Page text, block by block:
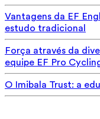
Vantagens da EF
estudo tradicional
Força através da
equipe EF Pro
O Imibala Trust: a